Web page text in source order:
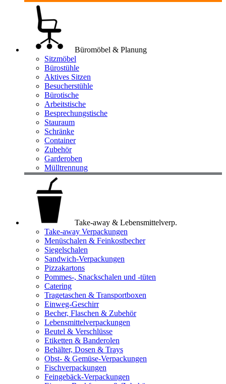
Büromöbel & Planung
Sitzmöbel
Bürostühle
Aktives Sitzen
Besucherstühle
Bürotische
Arbeitstische
Besprechungstische
Stauraum
Schränke
Container
Zubehör
Garderoben
Mülltrennung
Take-away & Lebensmittelverp.
Take-away Verpackungen
Menüschalen & Feinkostbecher
Siegelschalen
Sandwich-Verpackungen
Pizzakartons
Pommes-, Snackschalen und -tüten
Catering
Tragetaschen & Transportboxen
Einweg-Geschirr
Becher, Flaschen & Zubehör
Lebensmittelverpackungen
Beutel & Verschlüsse
Etiketten & Banderolen
Behälter, Dosen & Trays
Obst- & Gemüse-Verpackungen
Fischverpackungen
Feingebäck-Verpackungen